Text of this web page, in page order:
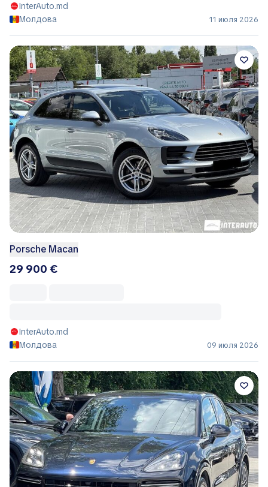
InterAuto.md
Молдова
11 июля 2026
Porsche Macan
29 900 €
InterAuto.md
Молдова
09 июля 2026